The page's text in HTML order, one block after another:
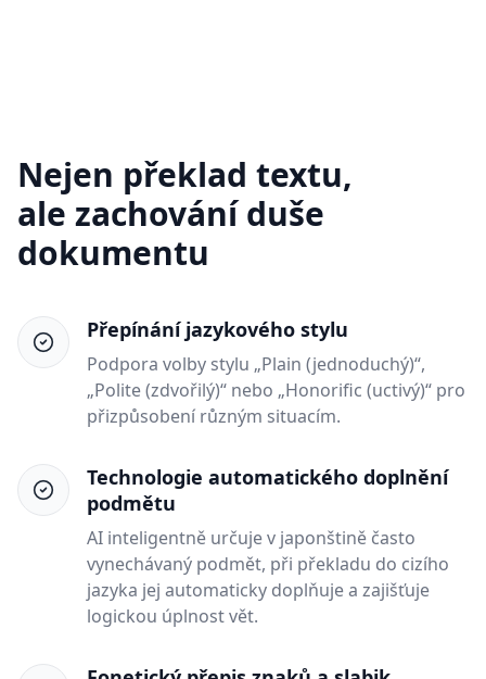
Nejen překlad textu,
ale zachování duše
dokumentu
Přepínání jazykového stylu
Podpora volby stylu „Plain (jednoduchý)“,
„Polite (zdvořilý)“ nebo „Honorific (uctivý)“ pro
přizpůsobení různým situacím.
Technologie automatického doplnění
podmětu
AI inteligentně určuje v japonštině často
vynechávaný podmět, při překladu do cizího
jazyka jej automaticky doplňuje a zajišťuje
logickou úplnost vět.